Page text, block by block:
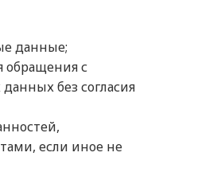
данные;
обращения с
без согласия
если иное не